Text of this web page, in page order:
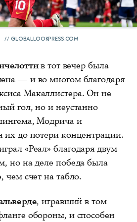
GLOBALLOOKPRESS.COM
в тот вечер была
— и во многом благодаря
Макаллистера. Он не
гол, но и неустанно
Модрича и
их до потери концентрации.
«Реал» благодаря двум
но на деле победа была
чем счет на табло.
, игравший в том
обороны, и способен